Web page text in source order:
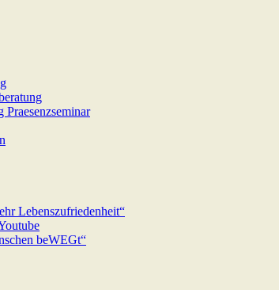
Praesenzseminar
Lebenszufriedenheit“
beWEGt“